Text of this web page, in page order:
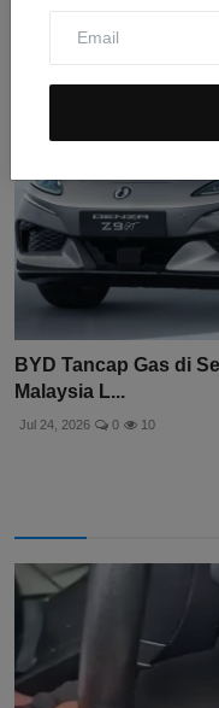
BYD Tancap Gas di
Malaysia L...
Jul 24, 2026 0 10